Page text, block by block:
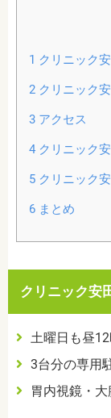
1 クリニック
2クリニック
3アクセス
4クリニック
5クリニック
6まとめ
クリニック安
土曜日も昼12
3台分の専用
胃内視鏡・大